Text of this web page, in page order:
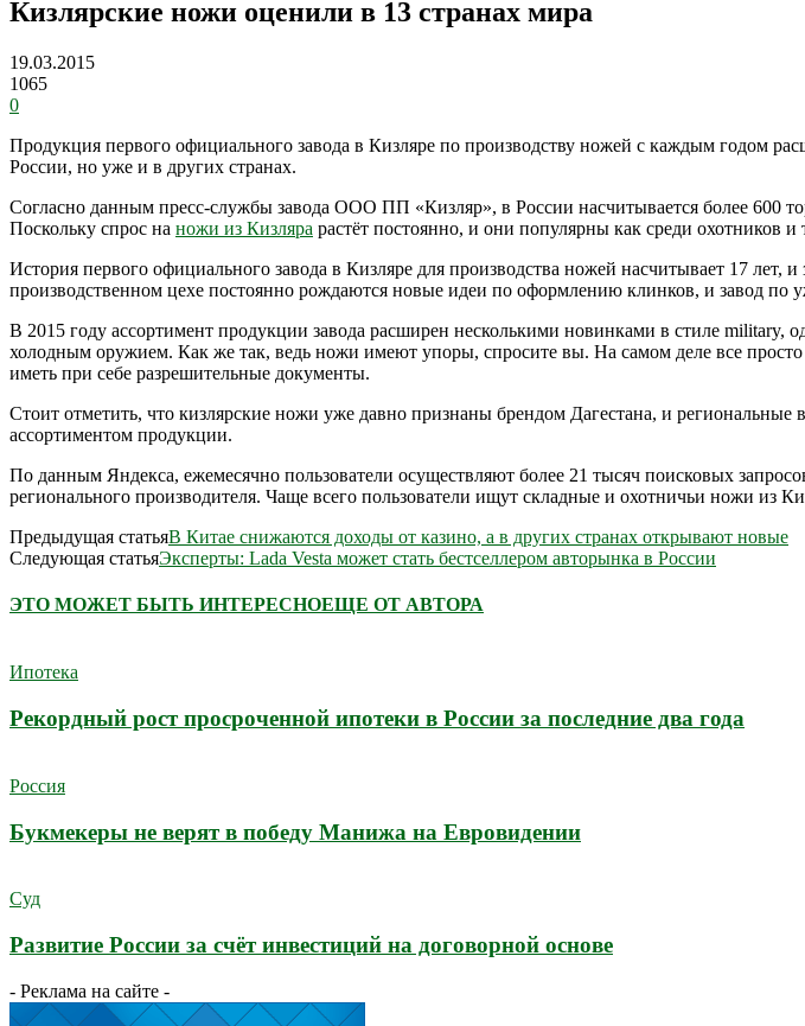
Кизлярские ножи оценили в 13 странах мира
19.03.2015
1065
0
Продукция первого официального завода в Кизляре по производству ножей с каждым годом
России, но уже и в других странах.
Согласно данным пресс-службы завода ООО ПП «Кизляр», в России насчитывается более 600
Поскольку спрос на ножи из Кизляра растёт постоянно, и они популярны как среди охотников
История первого официального завода в Кизляре для производства ножей насчитывает 17 лет,
производственном цехе постоянно рождаются новые идеи по оформлению клинков, и завод
В 2015 году ассортимент продукции завода расширен несколькими новинками в стиле military,
холодным оружием. Как же так, ведь ножи имеют упоры, спросите вы. На самом деле все
иметь при себе разрешительные документы.
Стоит отметить, что кизлярские ножи уже давно признаны брендом Дагестана, и
ассортиментом продукции.
По данным Яндекса, ежемесячно пользователи осуществляют более 21 тысяч поисковых
регионального производителя. Чаще всего пользователи ищут складные и охотничьи ножи из
Предыдущая статьяВ Китае снижаются доходы от казино, а в других странах открывают новые
Следующая статьяЭксперты: Lada Vesta может стать бестселлером авторынка в России
ЭТО МОЖЕТ БЫТЬ ИНТЕРЕСНОЕЩЕ ОТ АВТОРА
Ипотека
Рекордный рост просроченной ипотеки в России за последние два года
Россия
Букмекеры не верят в победу Манижа на Евровидении
Суд
Развитие России за счёт инвестиций на договорной основе
- Реклама на сайте -